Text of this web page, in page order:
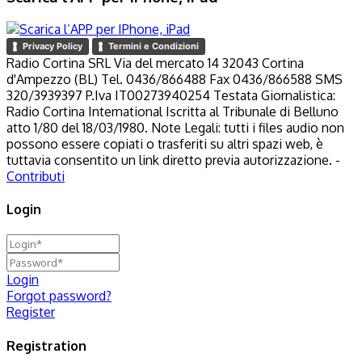
Privacy Policy Termini e Condizioni
Radio Cortina SRL Via del mercato 14 32043 Cortina
d'Ampezzo (BL) Tel. 0436/866488 Fax 0436/866588 SMS
320/3939397 P.Iva IT00273940254 Testata Giornalistica:
Radio Cortina International Iscritta al Tribunale di Belluno
atto 1/80 del 18/03/1980. Note Legali: tutti i files audio non
possono essere copiati o trasferiti su altri spazi web, è
tuttavia consentito un link diretto previa autorizzazione. -
Contributi
Login
Login
Forgot password?
Register
Registration